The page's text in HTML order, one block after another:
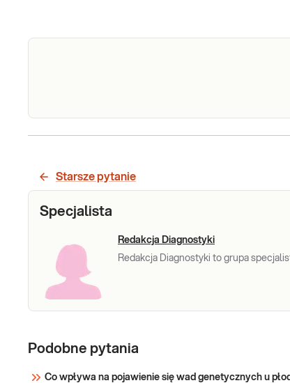
Zespół Holt-Orama (gen TBX5 – cały)
Starsze pytanie
Specjalista
Redakcja Diagnostyki
Redakcja Diagnostyki to grupa
Podobne pytania
Co wpływa na pojawienie się wad genetycznych u